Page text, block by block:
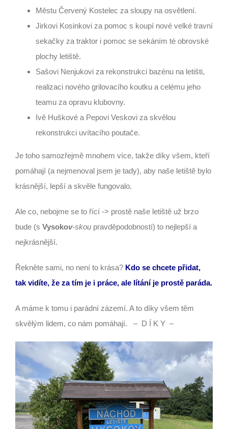
Městu Červený Kostelec za sloupy na osvětlení.
Jirkovi Kosinkovi za pomoc s koupí nové velké travní
sekačky za traktor i pomoc se sekáním té obrovské
plochy letiště.
Sašovi Nenjukovi za rekonstrukci bazénu na letišti,
realizaci nového grilovacího koutku a celému jeho
teamu za opravu klubovny.
Ivě Huškové a Pepovi Veskovi za skvělou
rekonstrukci uvítacího poutače.
Je toho samozřejmě mnohem více, takže díky všem, kteří
pomáhají (a nejmenoval jsem je tady), aby naše letiště bylo
krásnější, lepší a skvěle fungovalo.
Ale co, nebojme se to řící -> prostě naše letiště už brzo
bude (s Vysokov-skou pravděpodobností) to nejlepší a
nejkrásnější.
Řekněte sami, no není to krása? Kdo se chcete přidat,
tak vidíte, že za tím je i práce, ale lítání je prostě paráda.
A máme k tomu i parádní zázemí. A to díky všem těm
skvělým lidem, co nám pomáhají. – D Í K Y –